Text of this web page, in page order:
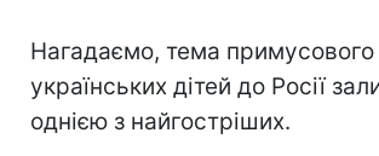
Нагадаємо, тема примусового
українських дітей до Росії
однією з найгостріших.